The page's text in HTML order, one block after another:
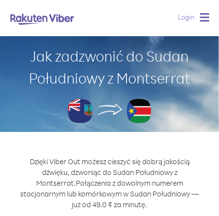
Login
Jak zadzwonić do Sudan
Południowy z Montserrat
Dzięki Viber Out możesz cieszyć się dobrą jakością
dźwięku, dzwoniąc do Sudan Południowy z
Montserrat.Połączenia z dowolnym numerem
stacjonarnym lub komórkowym w Sudan Południowy —
już od 49.0 ¢ za minutę.